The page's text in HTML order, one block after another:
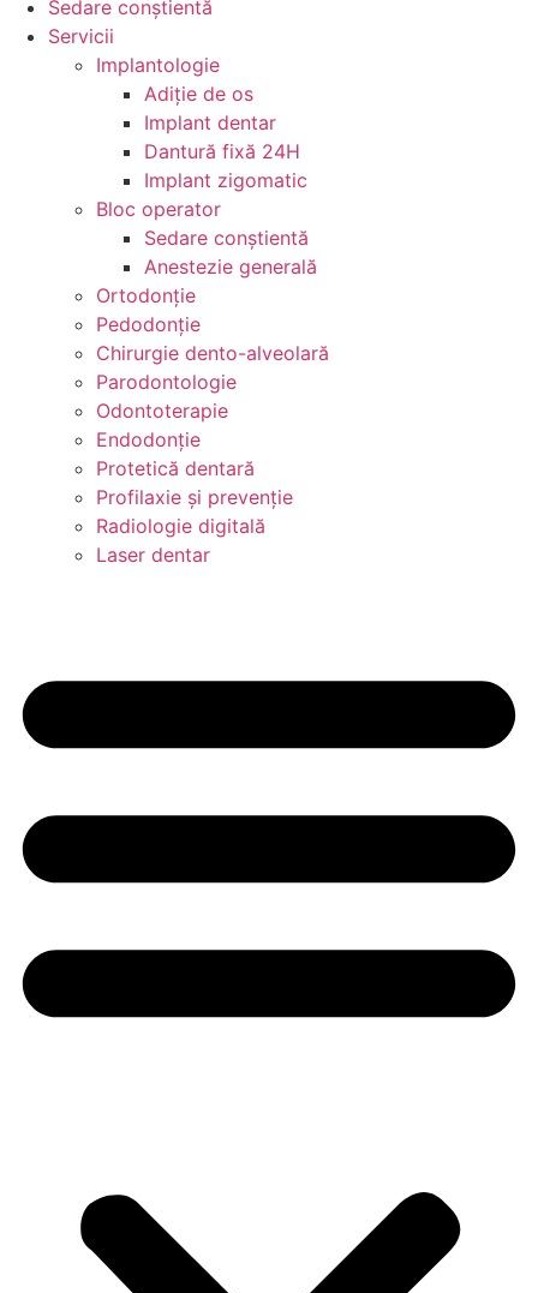
Sedare conștientă
Servicii
Implantologie
Adiție de os
Implant dentar
Dantură fixă 24H
Implant zigomatic
Bloc operator
Sedare conștientă
Anestezie generală
Ortodonție
Pedodonție
Chirurgie dento-alveolară
Parodontologie
Odontoterapie
Endodonție
Protetică dentară
Profilaxie și prevenție
Radiologie digitală
Laser dentar